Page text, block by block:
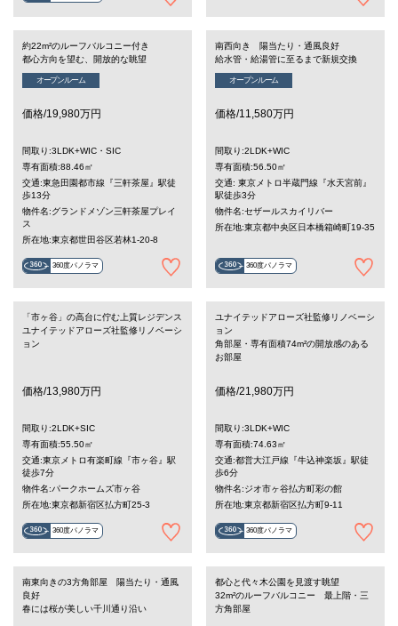
約22m²のルーフバルコニー付き
都心方向を望む、開放的な眺望
オープンルーム
価格/19,980万円
間取り:3LDK+WIC・SIC
専有面積:88.46㎡
交通:東急田園都市線『三軒茶屋』駅徒
歩13分
物件名:グランドメゾン三軒茶屋プレイ
ス
所在地:東京都世田谷区若林1-20-8
360度パノラマ
南西向き 陽当たり・通風良好
給水管・給湯管に至るまで新規交換
オープンルーム
価格/11,580万円
間取り:2LDK+WIC
専有面積:56.50㎡
交通: 東京メトロ半蔵門線『水天宮前』
駅徒歩3分
物件名:セザールスカイリバー
所在地:東京都中央区日本橋箱崎町19-35
360度パノラマ
「市ヶ谷」の高台に佇む上質レジデンス
ユナイテッドアローズ社監修リノベーシ
ョン
価格/13,980万円
間取り:2LDK+SIC
専有面積:55.50㎡
交通:東京メトロ有楽町線『市ヶ谷』駅
徒歩7分
物件名:パークホームズ市ヶ谷
所在地:東京都新宿区払方町25-3
360度パノラマ
ユナイテッドアローズ社監修リノベーシ
ョン
角部屋・専有面積74m²の開放感のある
お部屋
価格/21,980万円
間取り:3LDK+WIC
専有面積:74.63㎡
交通:都営大江戸線『牛込神楽坂』駅徒
歩6分
物件名:ジオ市ヶ谷払方町彩の館
所在地:東京都新宿区払方町9-11
360度パノラマ
南東向きの3方角部屋 陽当たり・通風
良好
春には桜が美しい千川通り沿い
都心と代々木公園を見渡す眺望
32m²のルーフバルコニー 最上階・三
方角部屋